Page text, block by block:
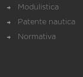
Modulistica
Patente nautica
Normativa